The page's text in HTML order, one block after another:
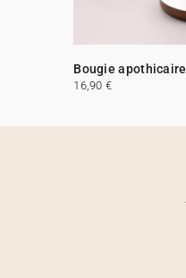
Bougie apothicaire
16,90 €